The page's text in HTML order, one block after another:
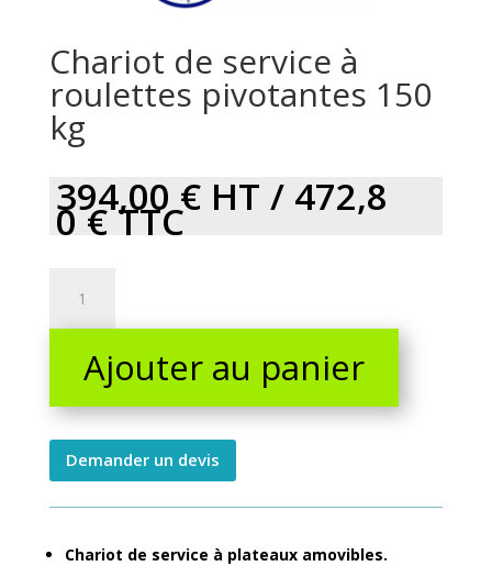
Chariot de service à
roulettes pivotantes 150
kg
394,00€ HT / 472,8
0€TTC
service
roulettes
pivotantes
quantity
Ajouter au panier
Demander un devis
Chariot de service à plateaux amovibles.